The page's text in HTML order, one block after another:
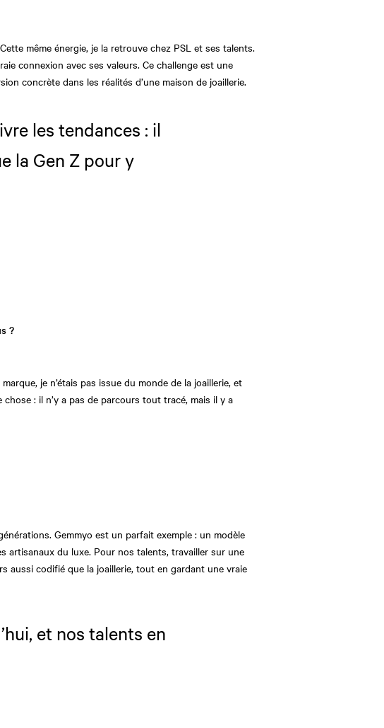
même énergie, je la retrouve chez PSL et ses talents.
connexion avec ses valeurs. Ce challenge est une
concrète dans les réalités d’une maison de joaillerie.
les tendances : il
la Gen Z pour y
?
je n’étais pas issue du monde de la joaillerie, et
: il n’y a pas de parcours tout tracé, mais il y a
Gemmyo est un parfait exemple : un modèle
artisanaux du luxe. Pour nos talents, travailler sur une
aussi codifié que la joaillerie, tout en gardant une vraie
et nos talents en